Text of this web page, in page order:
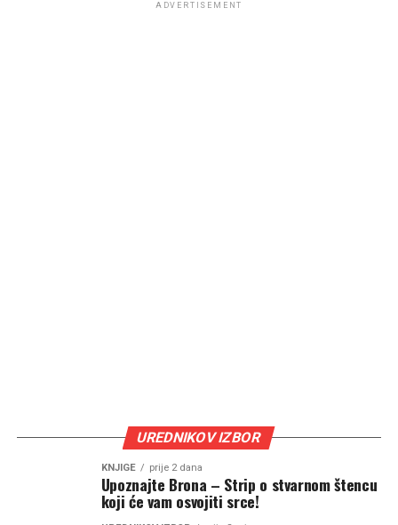
ADVERTISEMENT
UREDNIKOV IZBOR
KNJIGE prije 2 dana
Upoznajte Brona – Strip o stvarnom štencu
koji će vam osvojiti srce!